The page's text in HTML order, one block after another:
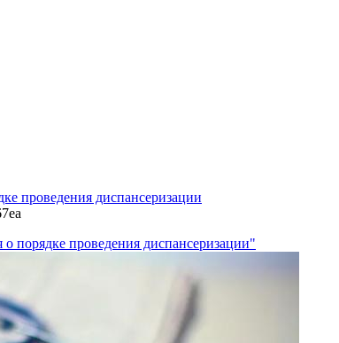
проведения диспансеризации
порядке проведения диспансеризации"